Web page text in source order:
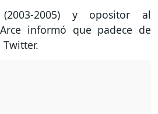
2005) y opositor al
informó que padece de